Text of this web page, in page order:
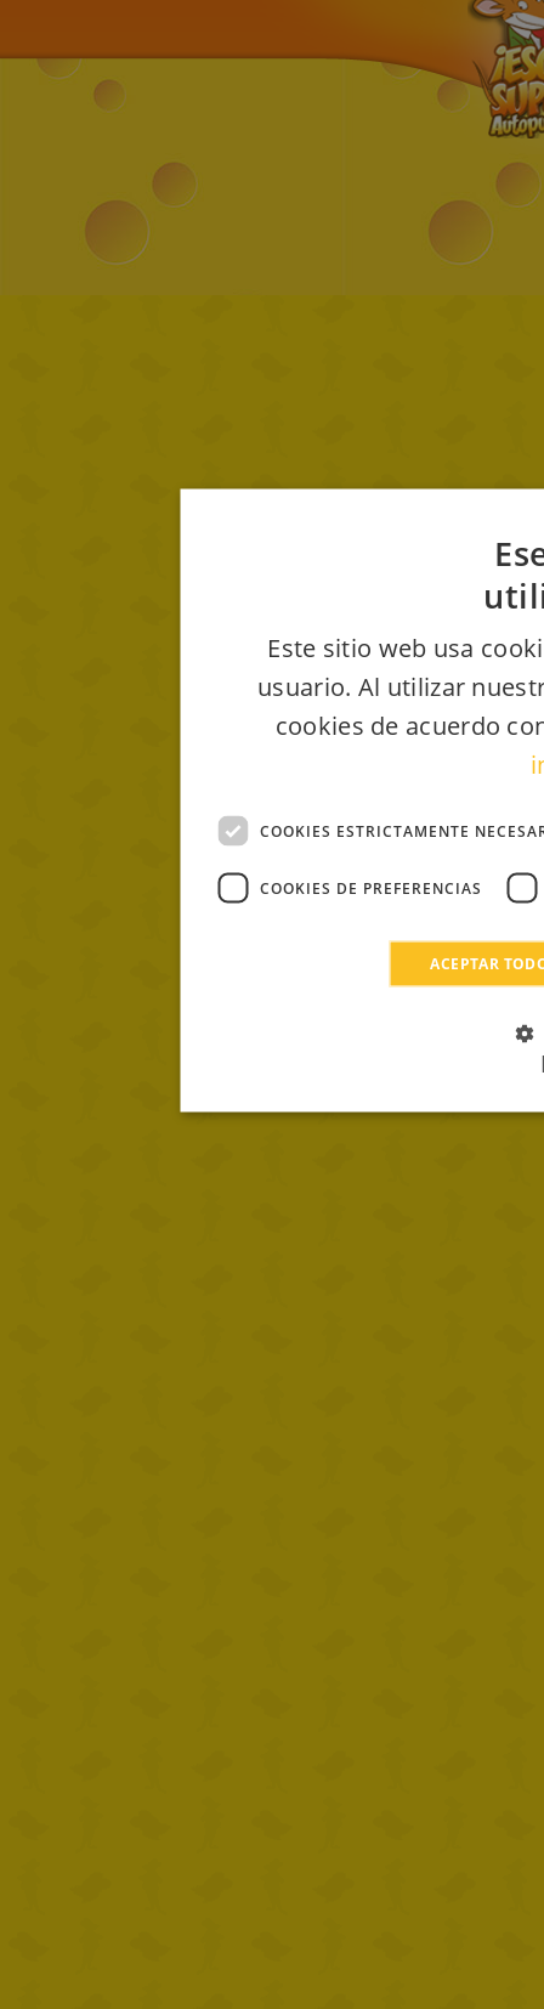
Este sitio web usa
usuario. Al utilizar
cookies de acuerdo
COOKIES ESTRICTAMENTE
COOKIES DE PREFERENCIAS
ACEPTAR